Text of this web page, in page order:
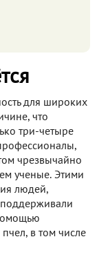
для широких
что
три-четыре
чрезвычайно
ученые. Этими
людей,
поддерживали
в том числе